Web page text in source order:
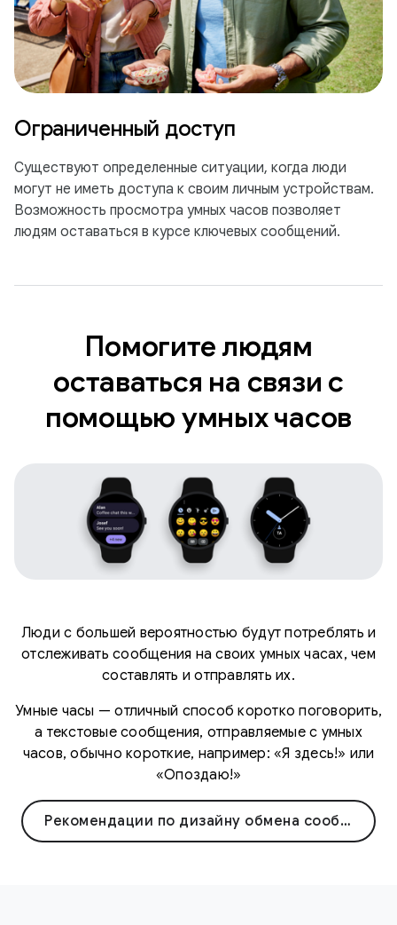
Ограниченный доступ
Существуют определенные ситуации, когда люди
могут не иметь доступа к своим личным устройствам.
Возможность просмотра умных часов позволяет
людям оставаться в курсе ключевых сообщений.
Помогите людям
оставаться на связи с
помощью умных часов
Люди с большей вероятностью будут потреблять и
отслеживать сообщения на своих умных часах, чем
составлять и отправлять их.
Умные часы — отличный способ коротко поговорить,
а текстовые сообщения, отправляемые с умных
часов, обычно короткие, например: «Я здесь!» или
«Опоздаю!»
Рекомендации по дизайну обмена сообщениями